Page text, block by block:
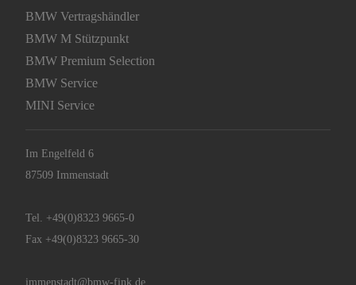
BMW Vertragshändler
BMW M Stützpunkt
BMW Premium Selection
BMW Service
MINI Service
Im Engelfeld 6
87509 Immenstadt
Tel. +49(0)8323 9665-0
Fax +49(0)8323 9665-30
immenstadt@bmw-fink.de